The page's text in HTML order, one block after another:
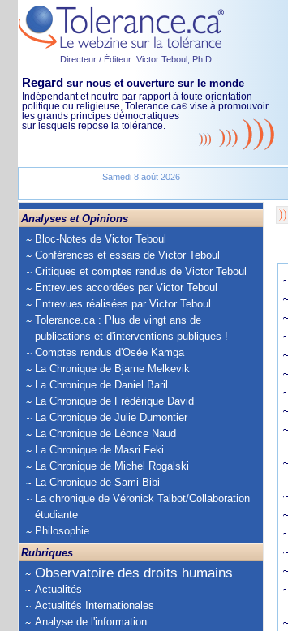
Directeur / Éditeur: Victor Teboul, Ph.D.
Regard sur nous et ouverture sur le monde
Indépendant et neutre par rapport à toute orientation
politique ou religieuse, Tolerance.ca® vise à promouvoir
les grands principes démocratiques
sur lesquels repose la tolérance.
Samedi 8 août 2026
Analyses et Opinions
Bloc-Notes de Victor Teboul
Conférences et essais de Victor Teboul
Critiques et comptes rendus de Victor Teboul
Entrevues accordées par Victor Teboul
Entrevues réalisées par Victor Teboul
Tolerance.ca : Plus de vingt ans de
publications et d'interventions publiques !
Comptes rendus d'Osée Kamga
La Chronique de Bjarne Melkevik
La Chronique de Daniel Baril
La Chronique de Frédérique David
La Chronique de Julie Dumontier
La Chronique de Léonce Naud
La Chronique de Masri Feki
La Chronique de Michel Rogalski
La Chronique de Sami Bibi
La chronique de Véronick Talbot/Collaboration
étudiante
Philosophie
Rubriques
Observatoire des droits humains
Actualités
Actualités Internationales
Analyse de l'information